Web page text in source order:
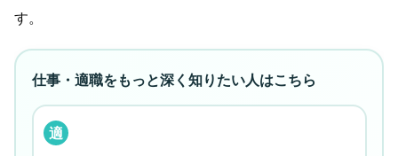
す。
仕事・適職をもっと深く知りたい人はこちら
適